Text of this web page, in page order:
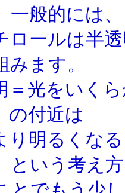
一般的には、
ロールは半
みます。
＝光をいく
の付近は
り明るくな
という考え